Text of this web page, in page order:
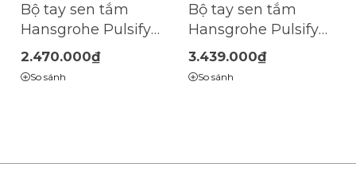
Bộ tay sen tắm
Hansgrohe Pulsify
Select S 105
Relaxation
2.470.000₫
So sánh
Bộ tay sen tắm
Hansgrohe Pulsify
Select S 105 Matt
White Relaxation
3.439.000₫
So sánh